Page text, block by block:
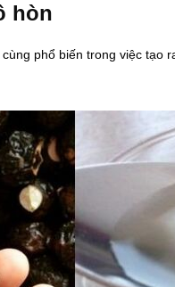
hòn
phổ biến trong việc tạo